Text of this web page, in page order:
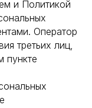
и Политикой
Оператор
третьих лиц,
пункте